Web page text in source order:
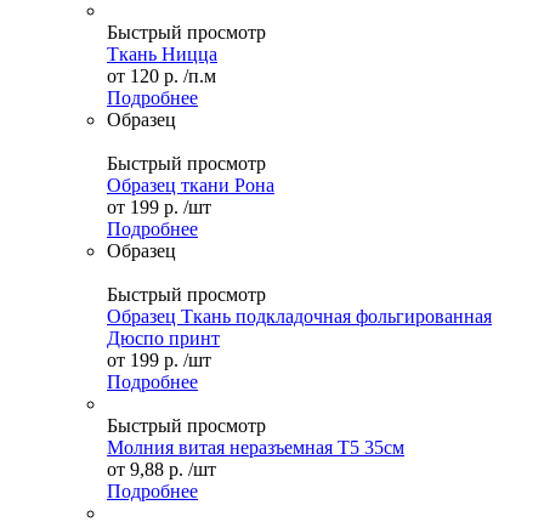
Быстрый просмотр
Ткань Ницца
от 120 р. /п.м
Подробнее
Образец
Быстрый просмотр
Образец ткани Рона
от 199 р. /шт
Подробнее
Образец
Быстрый просмотр
Образец Ткань подкладочная фольгированная
Дюспо принт
от 199 р. /шт
Подробнее
Быстрый просмотр
Молния витая неразъемная Т5 35см
от 9,88 р. /шт
Подробнее